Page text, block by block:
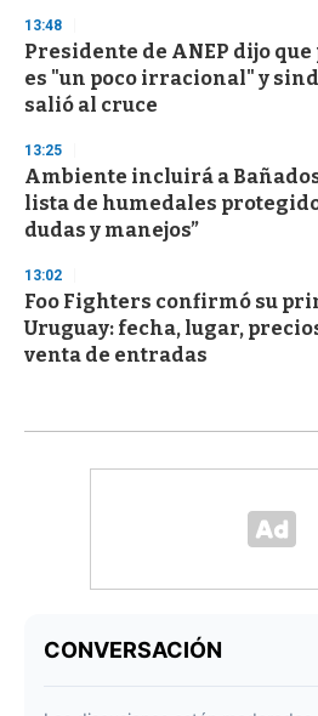
13:48
Presidente de ANEP dijo
es "un poco irracional" y
salió al cruce
13:25
Ambiente incluirá a
lista de humedales
dudas y manejos”
13:02
Foo Fighters confirmó su
Uruguay: fecha, lugar,
venta de entradas